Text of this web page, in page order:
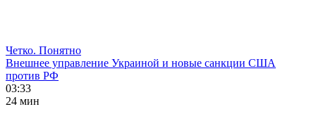
Четко. Понятно
Внешнее управление Украиной и новые санкции США
против РФ
03:33
24 мин